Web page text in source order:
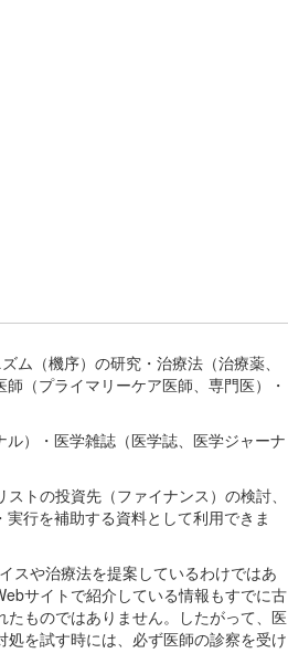
（機序）の研究・治療法（治療薬、
（プライマリーケア医師、専門医）・
）・医学雑誌（医学誌、医学ジャーナ
トの投資先（ファイナンス）の検討、
行を補助する資料として利用できま
スや治療法を提案しているわけではあ
サイトで紹介している情報もすでに古
ものではありません。したがって、医
を試す時には、必ず医師の診察を受け